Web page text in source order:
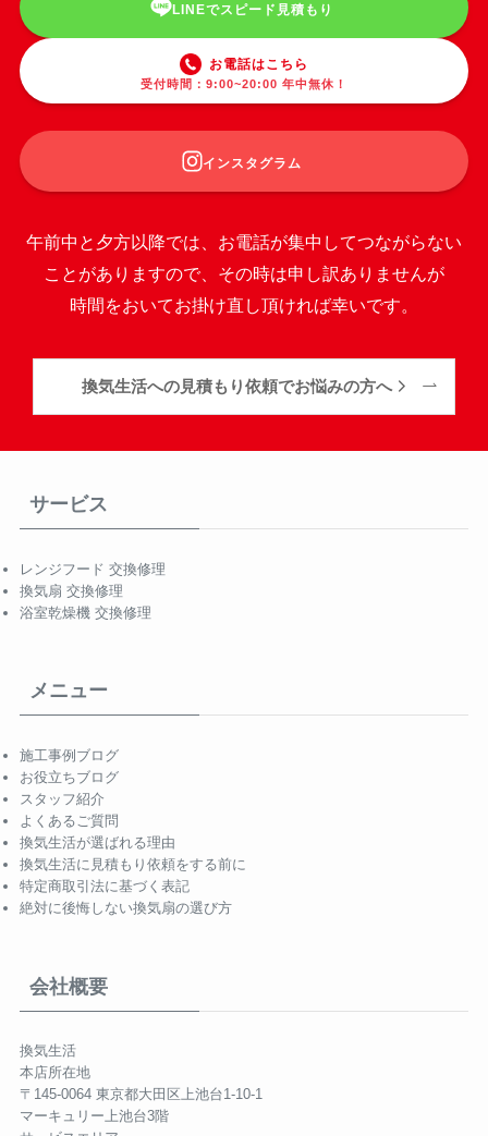
LINEでスピード見積もり
お電話はこちら
受付時間：9:00~20:00 年中無休！
インスタグラム
午前中と夕方以降では、お電話が集中してつながらない
ことがありますので、その時は申し訳ありませんが
時間をおいてお掛け直し頂ければ幸いです。
換気生活への見積もり依頼でお悩みの方へ
サービス
レンジフード 交換修理
換気扇 交換修理
浴室乾燥機 交換修理
メニュー
施工事例ブログ
お役立ちブログ
スタッフ紹介
よくあるご質問
換気生活が選ばれる理由
換気生活に見積もり依頼をする前に
特定商取引法に基づく表記
絶対に後悔しない換気扇の選び方
会社概要
換気生活
本店所在地
〒145-0064 東京都大田区上池台1-10-1
マーキュリー上池台3階